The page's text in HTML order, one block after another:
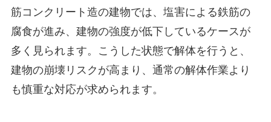
筋コンクリート造の建物では、塩害による鉄筋の
腐食が進み、建物の強度が低下しているケースが
多く見られます。こうした状態で解体を行うと、
建物の崩壊リスクが高まり、通常の解体作業より
も慎重な対応が求められます。